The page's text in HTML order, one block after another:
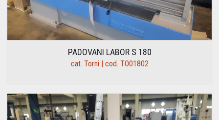
PADOVANI LABOR S 180
cat. Torni | cod. TO01802